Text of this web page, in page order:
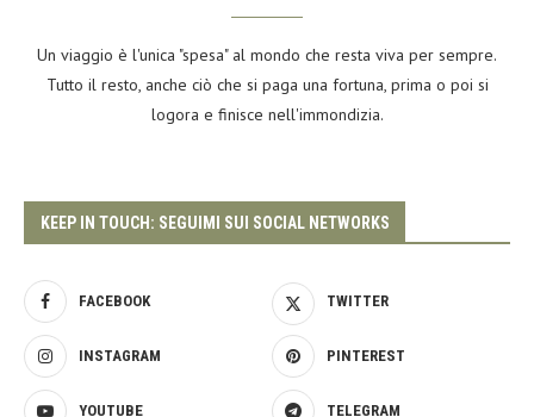
Un viaggio è l'unica "spesa" al mondo che resta viva per sempre.
Tutto il resto, anche ciò che si paga una fortuna, prima o poi si
logora e finisce nell'immondizia.
KEEP IN TOUCH: SEGUIMI SUI SOCIAL NETWORKS
FACEBOOK TWITTER
INSTAGRAM PINTEREST
YOUTUBE TELEGRAM